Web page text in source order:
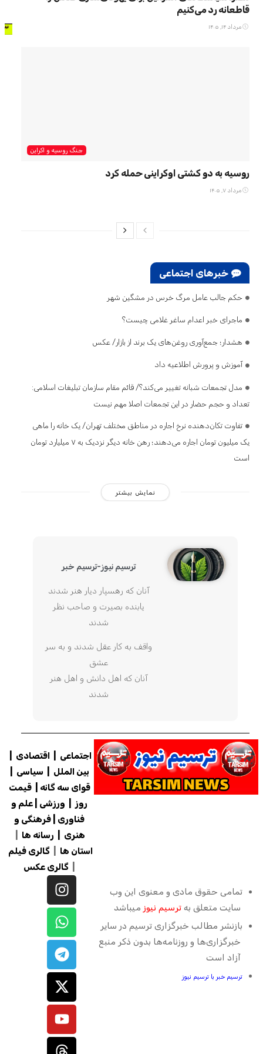
قاطعانه رد می‌کنیم
مرداد ۱۴, ۱۴۰۵
جنگ روسیه و اکراین
روسیه به دو کشتی اوکراینی حمله کرد
مرداد ۷, ۱۴۰۵
خبرهای اجتماعی
حکم جالب عامل مرگ خرس در مشگین‌ شهر
ماجرای خبر اعدام ساغر غلامی چیست؟
هشدار؛ جمع‌آوری روغن‌های یک برند از بازار/ عکس
آموزش و پرورش اطلاعیه داد
مدل تجمعات شبانه تغییر می‌کند؟/ قائم مقام سازمان تبلیغات اسلامی:
تعداد و حجم حضار در این تجمعات اصلا مهم نیست
تفاوت تکان‌دهنده نرخ اجاره در مناطق مختلف تهران/ یک خانه را ماهی
یک میلیون تومان اجاره می‌دهند؛ رهن خانه دیگر نزدیک به ۷ میلیارد تومان
است
نمایش بیشتر
ترسیم نیوز-ترسیم خبر
آنان که رهسپار دیار هنر شدند
یابنده بصیرت و صاحب نظر
شدند
واقف به کار عقل شدند و به سر
عشق
آنان که اهل دانش و اهل هنر
شدند
اجتماعی اقتصادی
بین الملل
سیاسی
قوای سه گانه |قیمت
روز
ورزشی
علم و
فناوری
فرهنگی و
هنری
رسانه ها
استان ها
گالری فیلم
گالری عکس
تمامی حقوق مادی و معنوی این وب
سایت متعلق به ترسیم نیوز میباشد
بازنشر مطالب خبرگزاری ترسیم در سایر
خبرگزاری‌ها و روزنامه‌ها بدون ذکر منبع
آزاد است
ترسیم خبر با ترسیم نیوز